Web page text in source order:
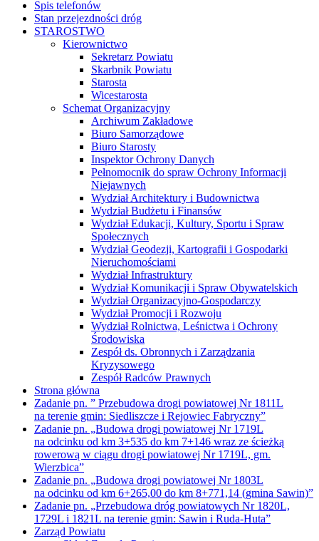
Wydział Edukacji, Kultury, Sportu i Spraw
Społecznych
Wydział Geodezji, Kartografii i Gospodarki
Nieruchomościami
Wydział Infrastruktury
Wydział Komunikacji i Spraw Obywatelskich
Wydział Organizacyjno-Gospodarczy
Wydział Promocji i Rozwoju
Wydział Rolnictwa, Leśnictwa i Ochrony
Środowiska
Zespół ds. Obronnych i Zarządzania
Kryzysowego
Zespół Radców Prawnych
Strona główna
Zadanie pn. ” Przebudowa drogi powiatowej Nr 1811L
na terenie gmin: Siedliszcze i Rejowiec Fabryczny”
Zadanie pn. „Budowa drogi powiatowej Nr 1719L
na odcinku od km 3+535 do km 7+146 wraz ze ścieżką
rowerową w ciągu drogi powiatowej Nr 1719L, gm.
Wierzbica”
Zadanie pn. „Budowa drogi powiatowej Nr 1803L
na odcinku od km 6+265,00 do km 8+771,14 (gmina Sawin)”
Zadanie pn. „Przebudowa dróg powiatowych Nr 1820L,
1729L i 1821L na terenie gmin: Sawin i Ruda-Huta”
Zarząd Powiatu
Skład Zarządu Powiatu